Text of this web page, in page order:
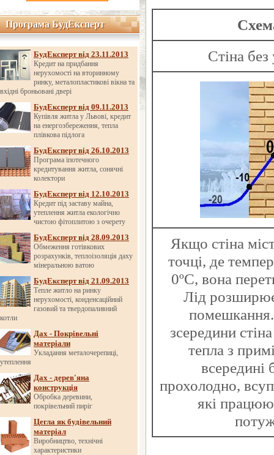
Програма БудЕксперт
Програма БудЕксперт
БудЕксперт від 23.11.2013
Кредит на придбання
нерухомості на вторинному
ринку, металопластикові вікна та
вхідні броньовані двері
БудЕксперт від 09.11.2013
Купівля житла у Львові, кредит
на енергозбереження, тепла
плівкова підлога
БудЕксперт від 26.10.2013
Програма іпотечного
кредитування житла, сонячні
колектори
БудЕксперт від 12.10.2013
Кредит під заставу майна,
утеплення житла екологічно
чистою фітоплитою з очерету
БудЕксперт від 28.09.2013
Обмеження готівкових
розрахунків, теплоізоляція даху
мінеральною ватою
БудЕксперт від 21.09.2013
Тепле житло на ринку
нерухомості, конденсаційний
газовий та твердопаливний
котли
Дах - Покрівельні
матеріали
Укладання металочерепиці,
утеплення
Дах - дерев'яна
конструкція
Обробка деревини,
покрівельний пиріг
Цегла як будівельний
матеріал
Виробництво, технічні
характеристики
Стіна
Якщо стіна
точці, де
0ºС, вона
Лід
зсередини
тепла з
всередині
прохолодно,
які